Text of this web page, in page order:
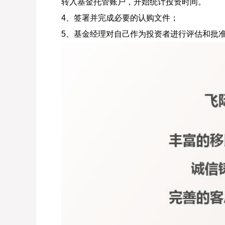
转入基金托管账户，开始统计投资时间。
4、签署并完成必要的认购文件；
5、基金经理对自己作为投资者进行评估和批